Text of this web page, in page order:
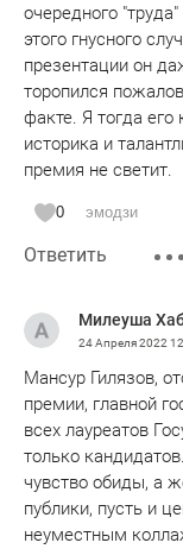
очередного
этого гнусного
презентации он
торопился
факте. Я тогда его
историка и
премия не светит.
0 эмодзи
Ответить
Милеуша
24 Апреля 2022
Мансур Гилязов,
премии, главной
всех лауреатов
только
чувство обиды, а
публики, пусть и
неуместным